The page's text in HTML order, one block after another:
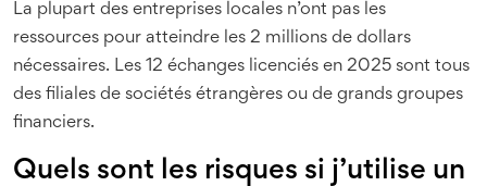
La plupart des entreprises locales n’ont pas les
ressources pour atteindre les 2 millions de dollars
nécessaires. Les 12 échanges licenciés en 2025 sont tous
des filiales de sociétés étrangères ou de grands groupes
financiers.
Quels sont les risques si j’utilise un